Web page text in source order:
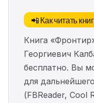
📲 Как читать
Книга
Георгиевич
бесплатно. Вы
для
(FBReader, Cool